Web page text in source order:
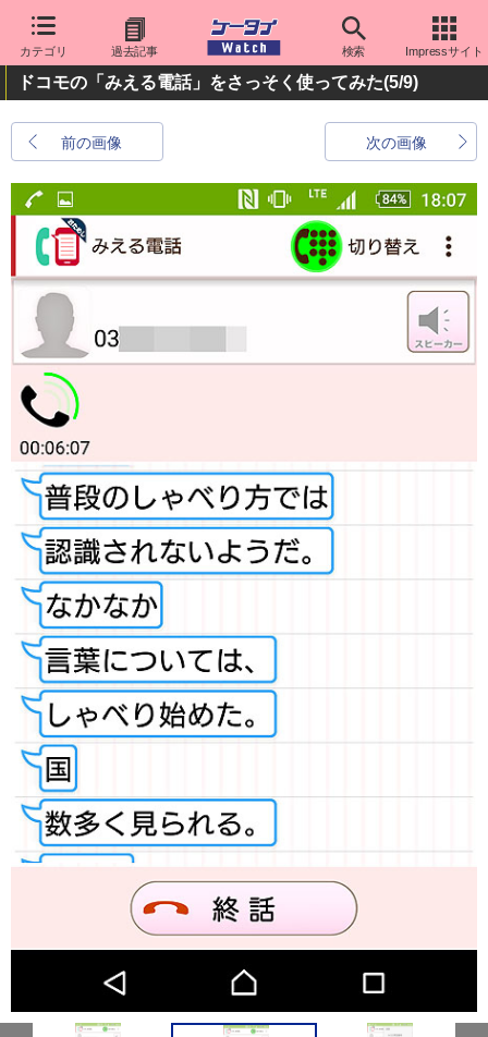
カテゴリ 過去記事 検索 Impressサイト
ドコモの「みえる電話」をさっそく使ってみた(5/9)
前の画像 次の画像